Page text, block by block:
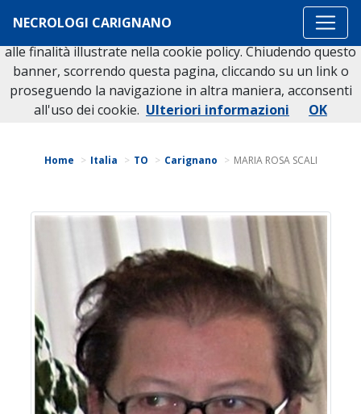
NECROLOGI CARIGNANO
Torna indietro
Home Italia TO Carignano MARIA ROSA SCALI
Questo sito o gli strumenti terzi da questo utilizzati si
avvalgono di cookie necessari al funzionamento ed utili
alle finalità illustrate nella cookie policy. Chiudendo questo
banner, scorrendo questa pagina, cliccando su un link o
proseguendo la navigazione in altra maniera, acconsenti
all'uso dei cookie. Ulteriori informazioni OK